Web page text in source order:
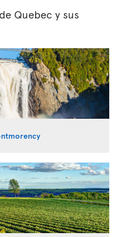
Quebec y sus